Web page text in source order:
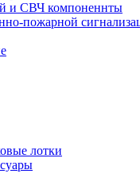
и СВЧ компоненнты
пожарной
лотки